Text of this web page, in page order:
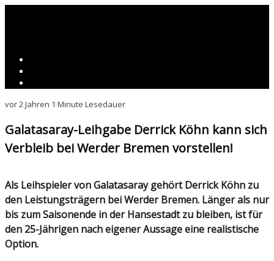
vor 2 Jahren 1 Minute Lesedauer
Galatasaray-Leihgabe Derrick Köhn kann sich
Verbleib bei Werder Bremen vorstellen!
Als Leihspieler von Galatasaray gehört Derrick Köhn zu
den Leistungsträgern bei Werder Bremen. Länger als nur
bis zum Saisonende in der Hansestadt zu bleiben, ist für
den 25-Jährigen nach eigener Aussage eine realistische
Option.